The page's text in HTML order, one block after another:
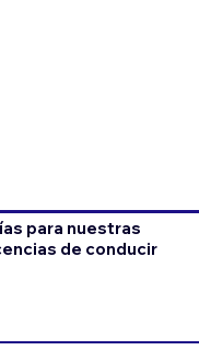
para nuestras
de conducir